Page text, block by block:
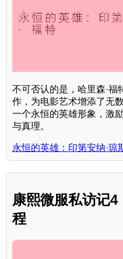
不可否认的是，哈里森·福
作，为电影艺术增添了无
一个永恒的英雄形象，激
与真理。
永恒的英雄：印第安纳·琼
康熙微服私访记
程